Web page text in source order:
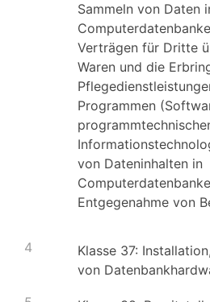
Sammeln von Daten
Verträgen für Dritte
Waren und die
Programmen
von Dateninhalten in
Entgegenahme von
4
Klasse 37:
von